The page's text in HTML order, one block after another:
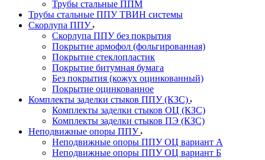
Трубы стальные ППМ
Трубы стальные ППУ ТВИН системы
Скорлупа ППУ
Скорлупа ППУ без покрытия
Покрытие армофол (фольгированная)
Покрытие стеклопластик
Покрытие битумная бумага
Без покрытия (кожух оцинкованный)
Покрытие оцинкованное
Комплекты заделки стыков ППУ (КЗС)
Комплекты заделки стыков ОЦ (КЗС)
Комплекты заделки стыков ПЭ (КЗС)
Неподвижные опоры ППУ
Неподвижные опоры ППУ ОЦ вариант А
Неподвижные опоры ППУ ОЦ вариант Б